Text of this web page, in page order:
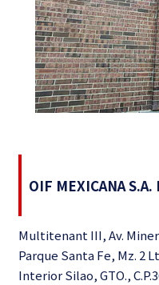
OIF MEXICANA S.A.
Multitenant III, Av.
Parque Santa Fe, Mz. 2
Interior Silao, GTO.,